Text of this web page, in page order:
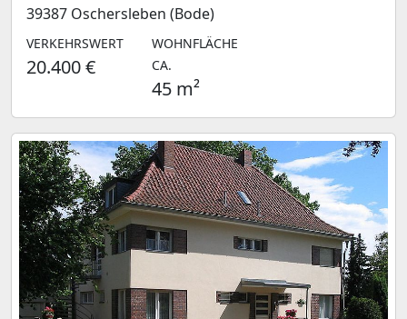
39387 Oschersleben (Bode)
VERKEHRSWERT
20.400 €
WOHNFLÄCHE
CA.
45 m²